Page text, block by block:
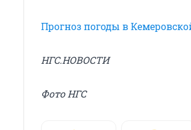
Прогноз погоды в
НГС.НОВОСТИ
Фото НГС